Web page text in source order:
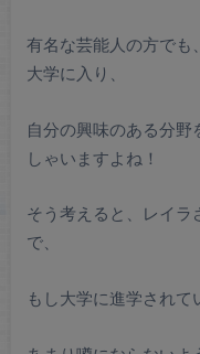
有名な芸能人の方でも
大学に入り、
自分の興味のある分野
しゃいますよね！
そう考えると、レイラ
で、
もし大学に進学されて